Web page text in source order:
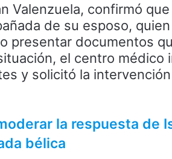
Valenzuela, confirmó
de su esposo,
presentar documentos
el centro médico
y solicitó la
la respuesta de
bélica